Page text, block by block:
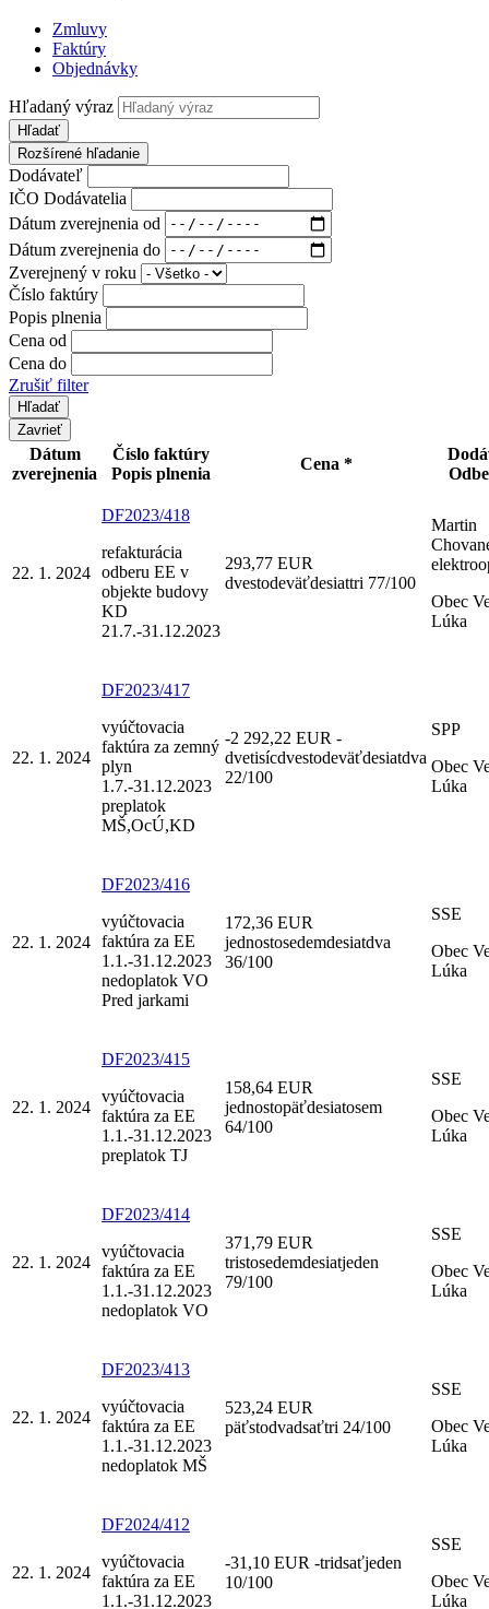
Zmluvy
Faktúry
Objednávky
Hľadaný výraz
Hľadať
Rozšírené hľadanie
Dodávateľ
IČO Dodávatelia
Dátum zverejnenia od
Dátum zverejnenia do
Zverejnený v roku
Číslo faktúry
Popis plnenia
Cena od
Cena do
Zrušiť filter
Zavrieť
Dátum
zverejnenia
Číslo faktúry
Popis plnenia
Cena *
22. 1. 2024
DF2023/418
refakturácia
odberu EE v
objekte budovy
KD
21.7.-31.12.2023
293,77 EUR
dvestodeväťdesiattri 77/100
Martin
Obec
Lúka
22. 1. 2024
DF2023/417
vyúčtovacia
faktúra za zemný
plyn
1.7.-31.12.2023
preplatok
MŠ,OcÚ,KD
-2 292,22 EUR -
dvetisícdvestodeväťdesiatdva
22/100
SPP
Obec
Lúka
22. 1. 2024
DF2023/416
vyúčtovacia
faktúra za EE
1.1.-31.12.2023
nedoplatok VO
Pred jarkami
172,36 EUR
jednostosedemdesiatdva
36/100
SSE
Obec
Lúka
22. 1. 2024
DF2023/415
vyúčtovacia
faktúra za EE
1.1.-31.12.2023
preplatok TJ
158,64 EUR
jednostopäťdesiatosem
64/100
SSE
Obec
Lúka
22. 1. 2024
DF2023/414
vyúčtovacia
faktúra za EE
1.1.-31.12.2023
nedoplatok VO
371,79 EUR
tristosedemdesiatjeden
79/100
SSE
Obec
Lúka
22. 1. 2024
DF2023/413
vyúčtovacia
faktúra za EE
1.1.-31.12.2023
nedoplatok MŠ
523,24 EUR
päťstodvadsaťtri 24/100
SSE
Obec
Lúka
22. 1. 2024
DF2024/412
vyúčtovacia
faktúra za EE
1.1.-31.12.2023
-31,10 EUR -tridsaťjeden
10/100
SSE
Obec
Lúka